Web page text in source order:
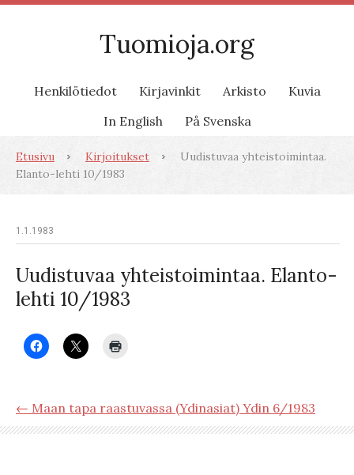
Tuomioja.org
Henkilötiedot Kirjavinkit Arkisto
Kuvia
In English
På Svenska
Etusivu Kirjoitukset
Uudistuvaa yhteistoimintaa.
Elanto-lehti 10/1983
1.1.1983
Uudistuvaa yhteistoimintaa. Elanto-
lehti 10/1983
← Maan tapa raastuvassa (Ydinasiat) Ydin 6/1983